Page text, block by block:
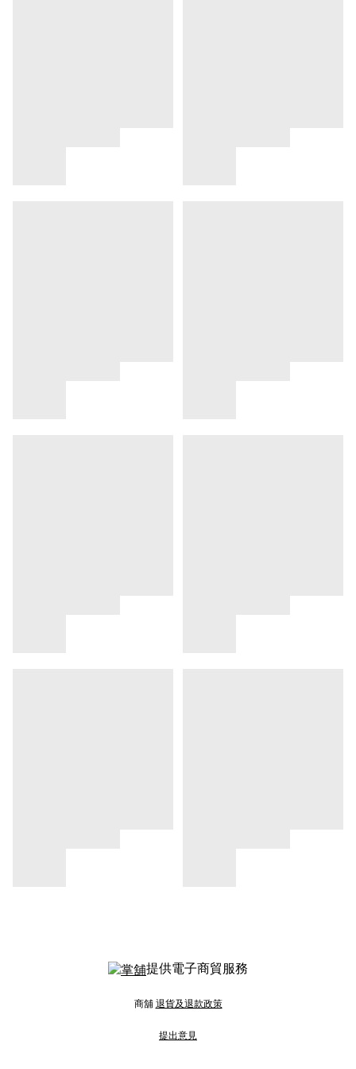
提供電子商貿服務
商舖 退貨及退款政策
提出意見